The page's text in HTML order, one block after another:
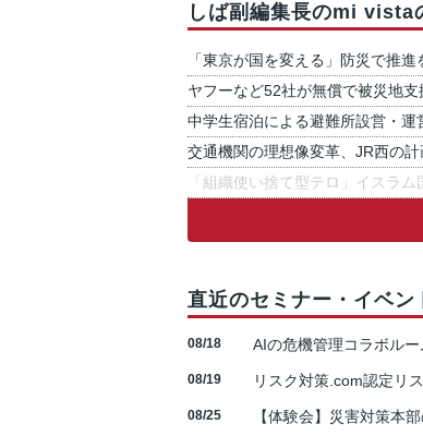
しば副編集長のmi vista
「東京が国を変える」防災で推進
ヤフーなど52社が無償で被災地支
中学生宿泊による避難所設営・運
交通機関の理想像変革、JR西の
「組織使い捨て型テロ」イスラム
直近のセミナー・イベン
08/18 AIの危機管理コラボル
08/19 リスク対策.com認定リ
08/25 【体験会】災害対策本